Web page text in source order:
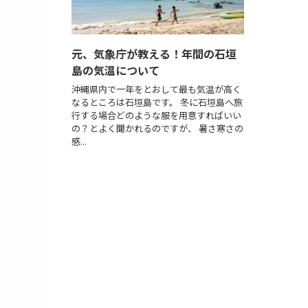
元、気象庁が教える！年間の石垣
島の気温について
沖縄県内で一年をとおして最も気温が高く
なるところは石垣島です。 冬に石垣島へ旅
行する場合どのような服を用意すればいい
の？とよく聞かれるのですが、 暑さ寒さの
感...